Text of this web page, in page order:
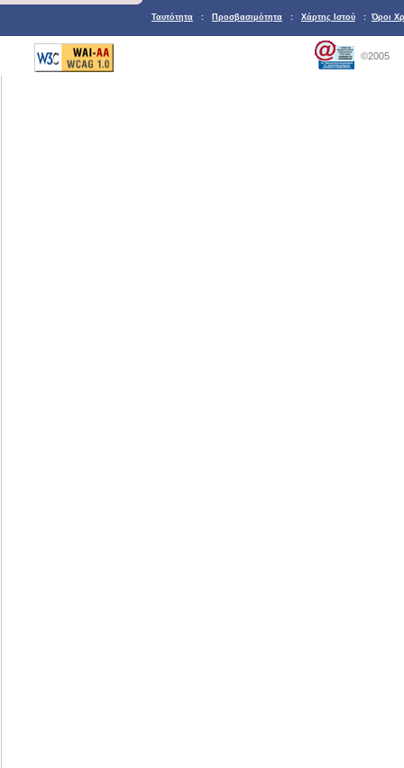
Ταυτότητα : Προσβασιμότητα : Χάρτης Ιστού : Όροι
©2005